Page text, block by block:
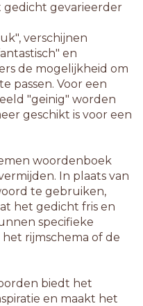
gedicht gevarieerder
verschijnen
en
de mogelijkheid om
passen. Voor een
"geinig" worden
geschikt is voor een
woordenboek
In plaats van
te gebruiken,
het gedicht fris en
specifieke
rijmschema of de
biedt het
en maakt het